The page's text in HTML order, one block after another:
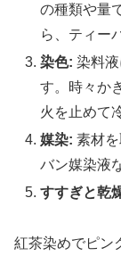
の種類や量
ら、ティー
染色: 染料
す。時々か
火を止めて
媒染: 素材
バン媒染液
すすぎと乾
紅茶染めでピン